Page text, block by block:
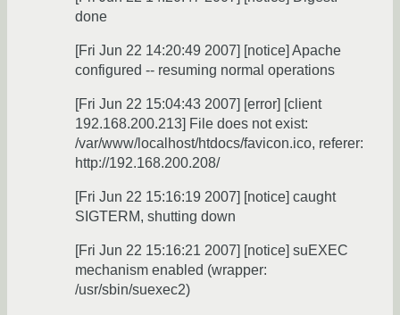
done
[Fri Jun 22 14:20:49 2007] [notice] Apache
configured -- resuming normal operations
[Fri Jun 22 15:04:43 2007] [error] [client
192.168.200.213] File does not exist:
/var/www/localhost/htdocs/favicon.ico, referer:
http://192.168.200.208/
[Fri Jun 22 15:16:19 2007] [notice] caught
SIGTERM, shutting down
[Fri Jun 22 15:16:21 2007] [notice] suEXEC
mechanism enabled (wrapper:
/usr/sbin/suexec2)